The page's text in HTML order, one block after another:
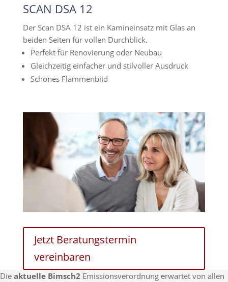
SCAN DSA 12
Der Scan DSA 12 ist ein Kamineinsatz mit Glas an
beiden Seiten für vollen Durchblick.
Perfekt für Renovierung oder Neubau
Gleichzeitig einfacher und stilvoller Ausdruck
Schönes Flammenbild
Jetzt Beratungstermin
vereinbaren
Die aktuelle Bimsch2 Emissionsverordnung erwartet von allen